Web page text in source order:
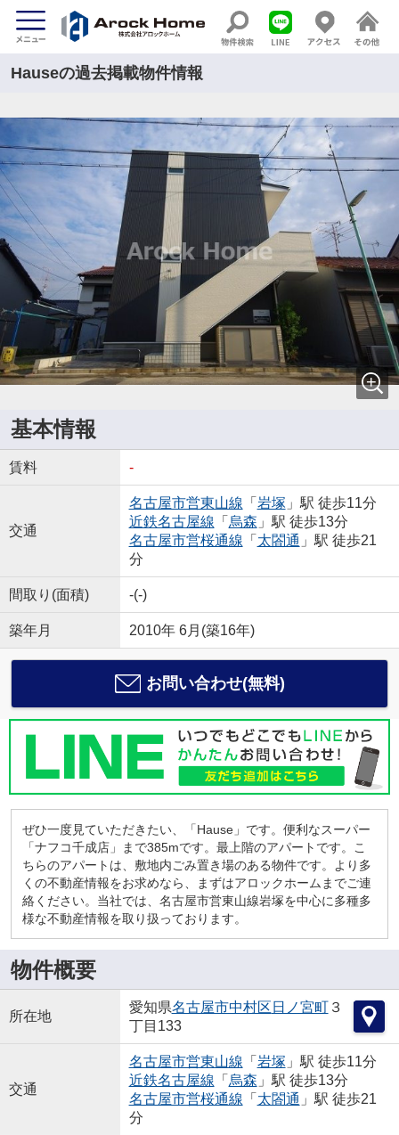
Hauseの過去掲載物件情報
基本情報
賃料 -
交通
名古屋市営東山線 「 岩塚 」駅 徒歩11分
近鉄名古屋線 「 烏森 」駅 徒歩13分
名古屋市営桜通線 「 太閤通 」駅 徒歩21
分
間取り(面積) -(-)
築年月 2010年 6月(築16年)
お問い合わせ(無料)
ぜひ一度見ていただきたい、「Hause」です。便利なスーパー
「ナフコ千成店」まで385mです。最上階のアパートです。こ
ちらのアパートは、敷地内ごみ置き場のある物件です。より多
くの不動産情報をお求めなら、まずはアロックホームまでご連
絡ください。当社では、名古屋市営東山線岩塚を中心に多種多
様な不動産情報を取り扱っております。
物件概要
所在地
愛知県名古屋市中村区 日ノ宮町３
丁目133
交通
名古屋市営東山線 「 岩塚 」駅 徒歩11分
近鉄名古屋線 「 烏森 」駅 徒歩13分
名古屋市営桜通線 「 太閤通 」駅 徒歩21
分